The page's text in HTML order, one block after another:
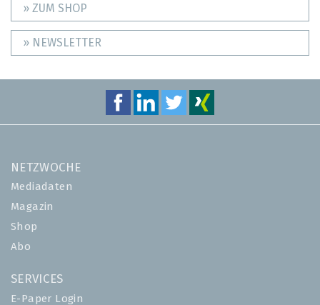
» ZUM SHOP
» NEWSLETTER
NETZWOCHE
Mediadaten
Magazin
Shop
Abo
SERVICES
E-Paper Login